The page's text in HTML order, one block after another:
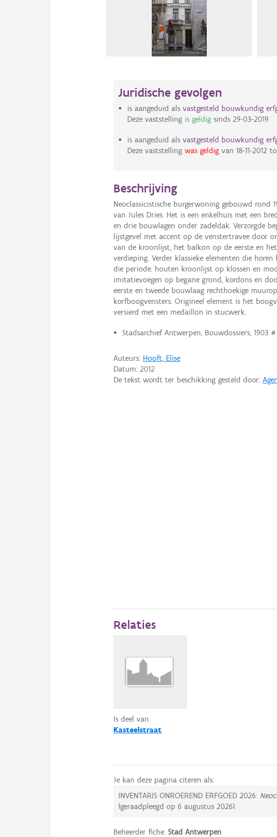
Juridische gevolgen
is aangeduid als vastgesteld bouwkundig
Deze vaststelling is geldigsinds 29-03-2019
is aangeduid als vastgesteld bouwkundig
Deze vaststelling was geldigvan 18-11-2012
Beschrijving
Neoclassicistische burgerwoning gebouwd rond
van Jules Dries. Het is een enkelhuis met een
en drie bouwlagen onder zadeldak. Verzorgde
lijstgevel met accent op de venstertravee door
van de kroonlijst, het balkon op de eerste en
verdieping. Verder klassieke elementen die
die periode: houten kroonlijst op klossen en
imitatievoegen op begane grond, kordons en
eerste en tweede bouwlaag rechthoekige
korfboogvensters. Origineel element is het
versierd met een medaillon in stucwerk.
Stadsarchief Antwerpen, Bouwdossiers, 1903 #
Auteurs: Hooft, Elise
Datum:2012
De tekst wordt ter beschikking gesteld door:
Relaties
Is deel van
Kasteelstraat
Je kan deze pagina citeren als:
INVENTARIS ONROEREND ERFGOED 2026:
(geraadpleegd op6 augustus 2026).
Beheerder fiche:Stad Antwerpen